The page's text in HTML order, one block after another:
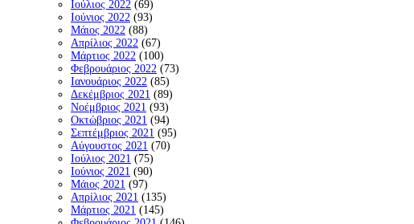
Ιούλιος 2022 (69)
Ιούνιος 2022 (93)
Μάιος 2022 (88)
Απρίλιος 2022 (67)
Μάρτιος 2022 (100)
Φεβρουάριος 2022 (73)
Ιανουάριος 2022 (85)
Δεκέμβριος 2021 (89)
Νοέμβριος 2021 (93)
Οκτώβριος 2021 (94)
Σεπτέμβριος 2021 (95)
Αύγουστος 2021 (70)
Ιούλιος 2021 (75)
Ιούνιος 2021 (90)
Μάιος 2021 (97)
Απρίλιος 2021 (135)
Μάρτιος 2021 (145)